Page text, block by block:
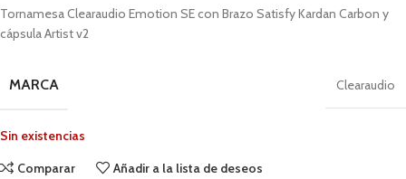
Tornamesa Clearaudio Emotion SE con Brazo Satisfy Kardan Carbon y
cápsula Artist v2
MARCA Clearaudio
Sin existencias
Comparar
Añadir a la lista de deseos